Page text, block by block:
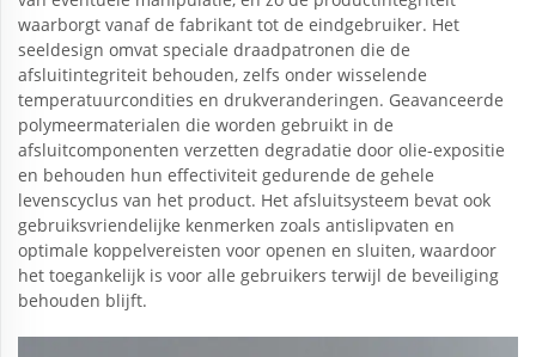
waarborgt vanaf de fabrikant tot de eindgebruiker. Het
seeldesign omvat speciale draadpatronen die de
afsluitintegriteit behouden, zelfs onder wisselende
temperatuurcondities en drukveranderingen. Geavanceerde
polymeermaterialen die worden gebruikt in de
afsluitcomponenten verzetten degradatie door olie-expositie
en behouden hun effectiviteit gedurende de gehele
levenscyclus van het product. Het afsluitsysteem bevat ook
gebruiksvriendelijke kenmerken zoals antislipvaten en
optimale koppelvereisten voor openen en sluiten, waardoor
het toegankelijk is voor alle gebruikers terwijl de beveiliging
behouden blijft.